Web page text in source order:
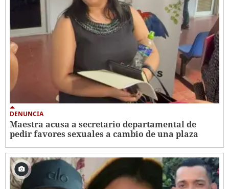
DENUNCIA
Maestra acusa a secretario departamental de
pedir favores sexuales a cambio de una plaza